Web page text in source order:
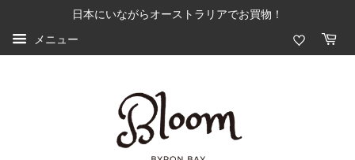
日本にいながらオーストラリアでお買物！
メニュー